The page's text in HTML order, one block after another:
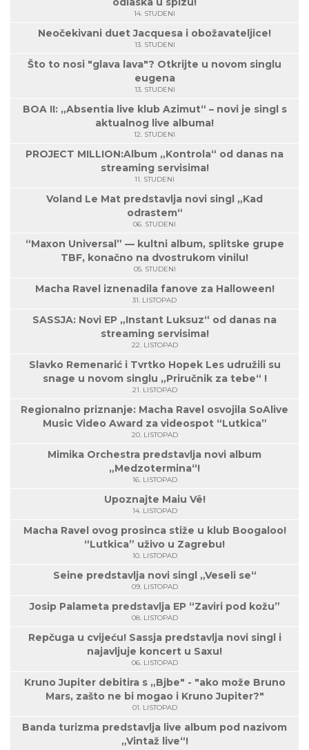
14. STUDENI
Neočekivani duet Jacquesa i obožavateljice!
13. STUDENI
Što to nosi "glava lava"? Otkrijte u novom singlu
eugena
13. STUDENI
BOA II: „Absentia live klub Azimut“ – novi je singl s
aktualnog live albuma!
12. STUDENI
PROJECT MILLION:Album „Kontrola“ od danas na
streaming servisima!
11. STUDENI
Voland Le Mat predstavlja novi singl „Kad
odrastem“
06. STUDENI
“Maxon Universal” — kultni album, splitske grupe
TBF, konačno na dvostrukom vinilu!
05. STUDENI
Macha Ravel iznenadila fanove za Halloween!
31. LISTOPAD
SASSJA: Novi EP „Instant Luksuz“ od danas na
streaming servisima!
22. LISTOPAD
Slavko Remenarić i Tvrtko Hopek Les udružili su
snage u novom singlu „Priručnik za tebe“ !
21. LISTOPAD
Regionalno priznanje: Macha Ravel osvojila SoAlive
Music Video Award za videospot “Lutkica”
20. LISTOPAD
Mimika Orchestra predstavlja novi album
„Medzotermina“!
16. LISTOPAD
Upoznajte Maiu Vë!
14. LISTOPAD
Macha Ravel ovog prosinca stiže u klub Boogaloo!
“Lutkica” uživo u Zagrebu!
10. LISTOPAD
Seine predstavlja novi singl „Veseli se“
09. LISTOPAD
Josip Palameta predstavlja EP “Zaviri pod kožu”
08. LISTOPAD
Repčuga u cvijeću! Sassja predstavlja novi singl i
najavljuje koncert u Saxu!
06. LISTOPAD
Kruno Jupiter debitira s „Bjbe" - "ako može Bruno
Mars, zašto ne bi mogao i Kruno Jupiter?"
01. LISTOPAD
Banda turizma predstavlja live album pod nazivom
„Vintaž live“!